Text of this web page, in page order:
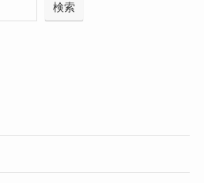
検索